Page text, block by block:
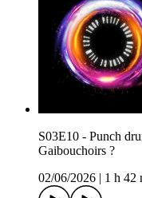
S03E10 - Punch
Gaibouchoirs ?
02/06/2026
1 h 42